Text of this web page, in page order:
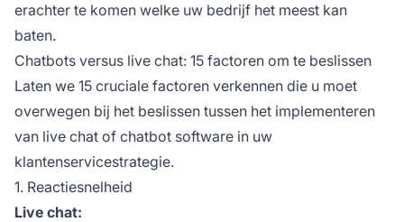
erachter te komen welke uw bedrijf het meest kan
baten.
Chatbots versus live chat: 15 factoren om te beslissen
Laten we 15 cruciale factoren verkennen die u moet
overwegen bij het beslissen tussen het implementeren
van live chat of chatbot software in uw
klantenservicestrategie.
1. Reactiesnelheid
Live chat: